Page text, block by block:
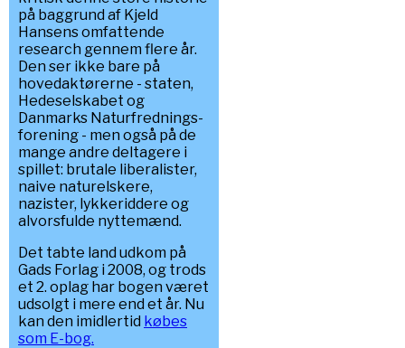
på baggrund af Kjeld
Hansens omfattende
research gennem flere år.
Den ser ikke bare på
hovedaktørerne - staten,
Hedeselskabet og
Danmarks Naturfrednings-
forening - men også på de
mange andre deltagere i
spillet: brutale liberalister,
naive naturelskere,
nazister, lykkeriddere og
alvorsfulde nyttemænd.
Det tabte land udkom på
Gads Forlag i 2008, og trods
et 2. oplag har bogen været
udsolgt i mere end et år. Nu
kan den imidlertid købes
som E-bog.